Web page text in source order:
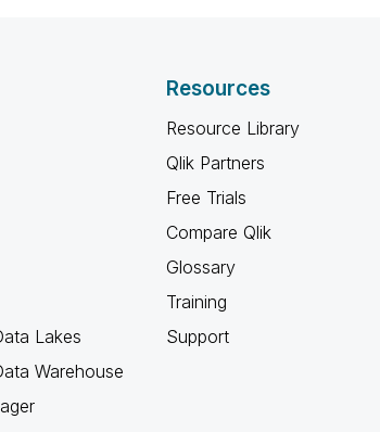
Lakes
Warehouse
Resources
Resource Library
Qlik Partners
Free Trials
Compare Qlik
Glossary
Training
Support